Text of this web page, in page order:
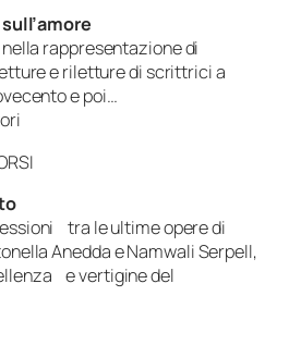
rappresentazione di
e riletture di scrittrici a
e poi…
tra le ultime opere di
Anedda e Namwali Serpell,
e vertigine del